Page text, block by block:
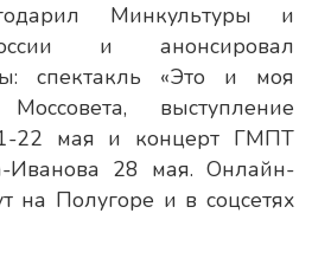
Минкультуры и
и анонсировал
спектакль «Это и моя
выступление
22 мая и концерт ГМПТ
Иванова 28 мая. Онлайн-
на Полугоре и в соцсетях